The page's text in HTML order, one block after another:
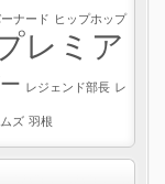
ーナード ヒップホップ
レミア
レジェンド部長 レ
ズ 羽根